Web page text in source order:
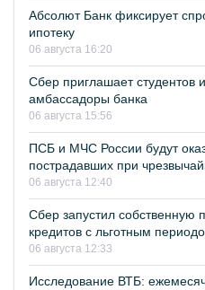
Абсолют Банк фиксирует
ипотеку
06 августа 16:20
Сбер приглашает студентов
амбассадоры банка
06 августа 15:56
ПСБ и МЧС России будут
пострадавших при
06 августа 12:40
Сбер запустил собственную
кредитов с льготным
06 августа 12:33
Исследование ВТБ: